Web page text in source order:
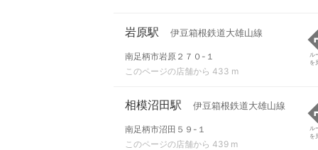
岩原駅 伊豆箱根鉄道大雄山線
南足柄市岩原２７０-１
このページの店舗から 433 m
ル
を
相模沼田駅 伊豆箱根鉄道大雄山線
南足柄市沼田５９-１
このページの店舗から 439 m
ル
を